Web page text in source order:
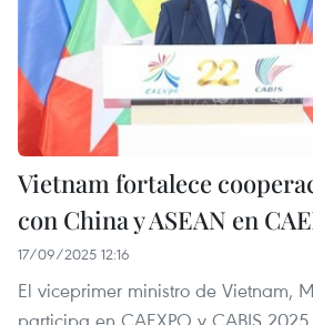
Vietnam fortalece
con China y ASEAN en
17/09/2025 12:16
El viceprimer ministro de Vietnam,
participa en CAEXPO y CABIS